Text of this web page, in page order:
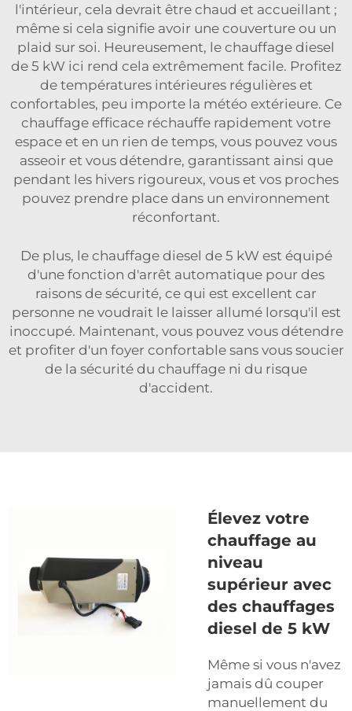
l'intérieur, cela devrait être chaud et accueillant ;
même si cela signifie avoir une couverture ou un
plaid sur soi. Heureusement, le chauffage diesel
de 5 kW ici rend cela extrêmement facile. Profitez
de températures intérieures régulières et
confortables, peu importe la météo extérieure. Ce
chauffage efficace réchauffe rapidement votre
espace et en un rien de temps, vous pouvez vous
asseoir et vous détendre, garantissant ainsi que
pendant les hivers rigoureux, vous et vos proches
pouvez prendre place dans un environnement
réconfortant.
De plus, le chauffage diesel de 5 kW est équipé
d'une fonction d'arrêt automatique pour des
raisons de sécurité, ce qui est excellent car
personne ne voudrait le laisser allumé lorsqu'il est
inoccupé. Maintenant, vous pouvez vous détendre
et profiter d'un foyer confortable sans vous soucier
de la sécurité du chauffage ni du risque
d'accident.
Élevez votre
chauffage au
niveau
supérieur avec
des chauffages
diesel de 5 kW
Même si vous n'avez
jamais dû couper
manuellement du